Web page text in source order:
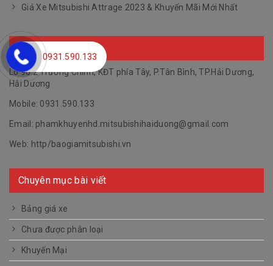
Giá Xe Mitsubishi Attrage 2023 & Khuyến Mãi Mới Nhất
Thông tin liên hệ
Lô 90.2 Trường Chinh, KĐT phía Tây, P.Tân Bình, TP.Hải Dương,
Hải Dương
Mobile: 0931.590.133
Email: phamkhuyenhd.mitsubishihaiduong@gmail.com
Web: http/baogiamitsubishi.vn
Chuyên mục bài viết
Bảng giá xe
Chưa được phân loại
Khuyến Mại
0931.590.133